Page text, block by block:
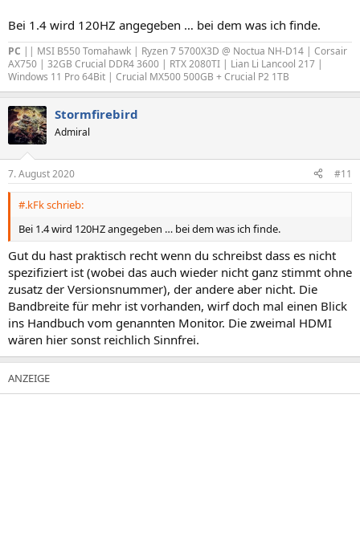
Bei 1.4 wird 120HZ angegeben … bei dem was ich finde.
PC || MSI B550 Tomahawk | Ryzen 7 5700X3D @ Noctua NH-D14 | Corsair
AX750 | 32GB Crucial DDR4 3600 | RTX 2080TI | Lian Li Lancool 217 |
Windows 11 Pro 64Bit | Crucial MX500 500GB + Crucial P2 1TB
Stormfirebird
Admiral
7. August 2020 #11
#.kFk schrieb:
Bei 1.4 wird 120HZ angegeben … bei dem was ich finde.
Gut du hast praktisch recht wenn du schreibst dass es nicht
spezifiziert ist (wobei das auch wieder nicht ganz stimmt ohne
zusatz der Versionsnummer), der andere aber nicht. Die
Bandbreite für mehr ist vorhanden, wirf doch mal einen Blick
ins Handbuch vom genannten Monitor. Die zweimal HDMI
wären hier sonst reichlich Sinnfrei.